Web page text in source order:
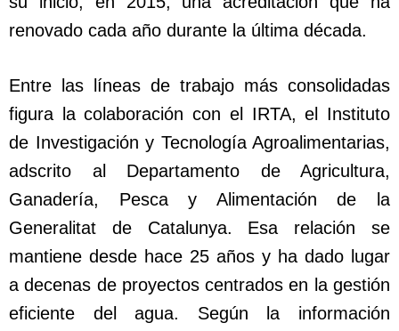
renovado cada año durante la última década.
Entre las líneas de trabajo más consolidadas
figura la colaboración con el IRTA, el Instituto
de Investigación y Tecnología Agroalimentarias,
adscrito al Departamento de Agricultura,
Ganadería, Pesca y Alimentación de la
Generalitat de Catalunya. Esa relación se
mantiene desde hace 25 años y ha dado lugar
a decenas de proyectos centrados en la gestión
eficiente del agua. Según la información